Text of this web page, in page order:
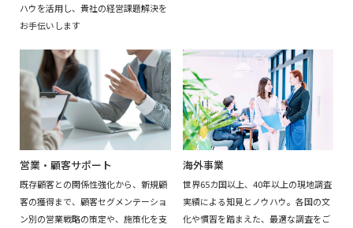
ハウを活用し、貴社の経営課題解決を
お手伝いします
営業・顧客サポート
既存顧客との関係性強化から、新規顧
客の獲得まで、顧客セグメンテーショ
ン別の営業戦略の策定や、施策化を支
海外事業
世界65カ国以上、40年以上の現地調査
実績による知見とノウハウ。各国の文
化や慣習を踏まえた、最適な調査をご